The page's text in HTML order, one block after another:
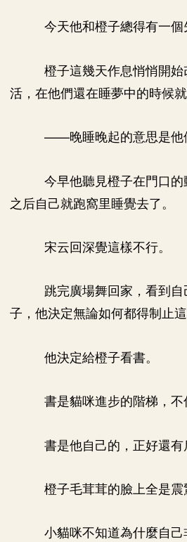
今天他和橙子總得有一個
橙子這幾天作息悄悄開
活，在他們還在睡夢中的時候就
——晚睡晚起的意思是他
今早他聽見橙子在門口
之后自己就跑窩里睡覺去了。
宋云回深覺這樣不行。
跳完廣場舞回家，看到
子，他決定無論如何都得制止
他決定給橙子看書。
書是貓咪進步的階梯，
書是他自己的，正好還
橙子毛茸茸的臉上全是震
小貓咪不知道為什麼自